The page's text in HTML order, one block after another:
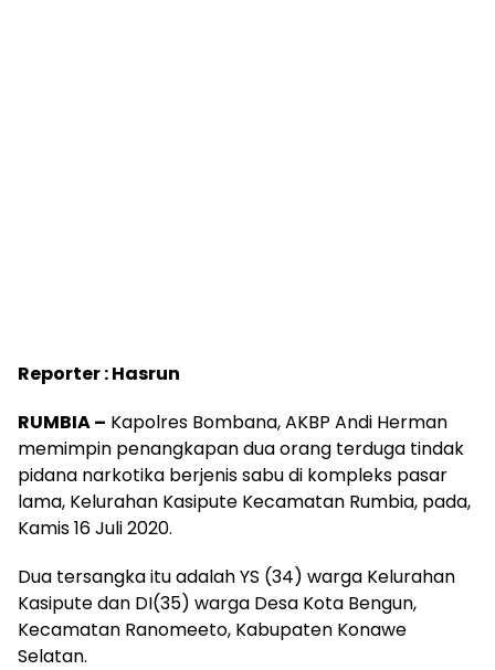
Reporter : Hasrun
RUMBIA – Kapolres Bombana, AKBP Andi Herman
memimpin penangkapan dua orang terduga tindak
pidana narkotika berjenis sabu di kompleks pasar
lama, Kelurahan Kasipute Kecamatan Rumbia, pada,
Kamis 16 Juli 2020.
Dua tersangka itu adalah YS (34) warga Kelurahan
Kasipute dan DI(35) warga Desa Kota Bengun,
Kecamatan Ranomeeto, Kabupaten Konawe
Selatan.